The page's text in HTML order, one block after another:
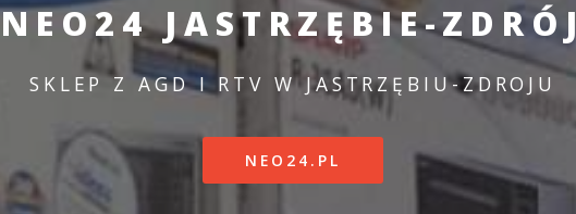
NEO24 JASTRZĘBIE-ZDRÓJ
SKLEP Z AGD I RTV W JASTRZĘBIU-ZDROJU
NEO24.PL